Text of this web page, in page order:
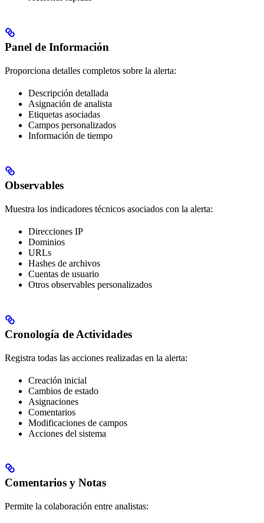
Panel de Información
Proporciona detalles completos sobre la alerta:
Descripción detallada
Asignación de analista
Etiquetas asociadas
Campos personalizados
Información de tiempo
Observables
Muestra los indicadores técnicos asociados con la alerta:
Direcciones IP
Dominios
URLs
Hashes de archivos
Cuentas de usuario
Otros observables personalizados
Cronología de Actividades
Registra todas las acciones realizadas en la alerta:
Creación inicial
Cambios de estado
Asignaciones
Comentarios
Modificaciones de campos
Acciones del sistema
Comentarios y Notas
Permite la colaboración entre analistas: